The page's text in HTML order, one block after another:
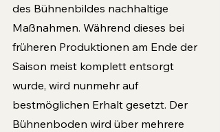
des Bühnenbildes nachhaltige
Maßnahmen. Während dieses bei
früheren Produktionen am Ende der
Saison meist komplett entsorgt
wurde, wird nunmehr auf
bestmöglichen Erhalt gesetzt. Der
Bühnenboden wird über mehrere